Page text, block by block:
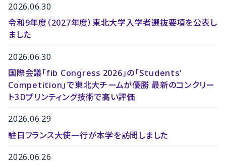
2026.06.30
令和9年度（2027年度）東北大学入学者選抜要項を公表し
ました
2026.06.30
国際会議「fib Congress 2026」の「Students'
Competition」で東北大チームが優勝 最新のコンクリー
ト3Dプリンティング技術で高い評価
2026.06.29
駐日フランス大使一行が本学を訪問しました
2026.06.26